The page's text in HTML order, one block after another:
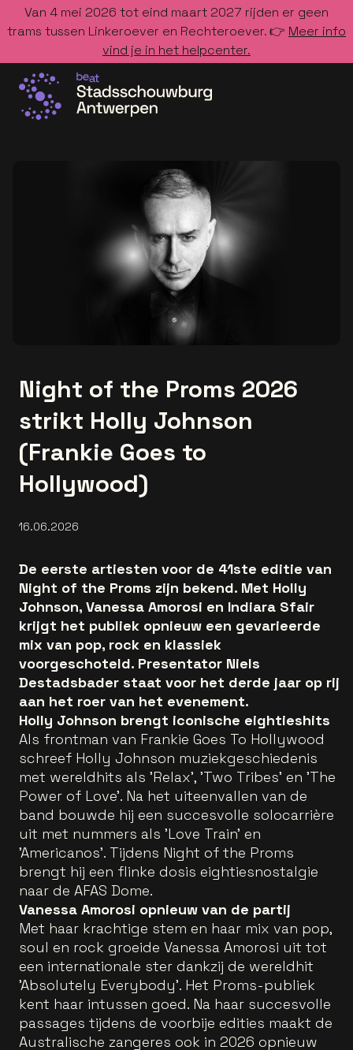
Van 4 mei 2026 tot eind maart 2027 rijden er geen
trams tussen Linkeroever en Rechteroever. 👉 Meer info
vind je in het helpcenter.
Night of the Proms 2026
strikt Holly Johnson
(Frankie Goes to
Hollywood)
16.06.2026
De eerste artiesten voor de 41ste editie van
Night of the Proms zijn bekend. Met Holly
Johnson, Vanessa Amorosi en Indiara Sfair
krijgt het publiek opnieuw een gevarieerde
mix van pop, rock en klassiek
voorgeschoteld. Presentator Niels
Destadsbader staat voor het derde jaar op rij
aan het roer van het evenement.
Holly Johnson brengt iconische eightieshits
Als frontman van Frankie Goes To Hollywood
schreef Holly Johnson muziekgeschiedenis
met wereldhits als 'Relax', 'Two Tribes' en 'The
Power of Love'. Na het uiteenvallen van de
band bouwde hij een succesvolle solocarrière
uit met nummers als 'Love Train' en
'Americanos'. Tijdens Night of the Proms
brengt hij een flinke dosis eightiesnostalgie
naar de AFAS Dome.
Vanessa Amorosi opnieuw van de partij
Met haar krachtige stem en haar mix van pop,
soul en rock groeide Vanessa Amorosi uit tot
een internationale ster dankzij de wereldhit
'Absolutely Everybody'. Het Proms-publiek
kent haar intussen goed. Na haar succesvolle
passages tijdens de voorbije edities maakt de
Australische zangeres ook in 2026 opnieuw